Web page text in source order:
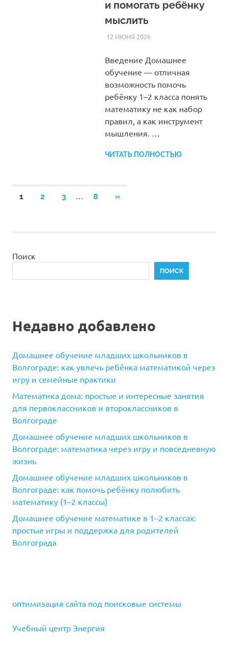
и помогать ребёнку
мыслить
12 ИЮНЯ 2026HOMELESSONS
СТАТЬИ
Введение Домашнее
обучение — отличная
возможность помочь
ребёнку 1–2 класса понять
математику не как набор
правил, а как инструмент
мышления. …
ЧИТАТЬ ПОЛНОСТЬЮ
Пагинация
1 2 3 8
СЛЕДУЮЩИЕ
»
Поиск
ПОИСК
Недавно добавлено
Домашнее обучение младших школьников в
Волгограде: как увлечь ребёнка математикой через
игру и семейные практики
Математика дома: простые и интересные занятия
для первоклассников и второклассников в
Волгограде
Домашнее обучение младших школьников в
Волгограде: математика через игру и повседневную
жизнь
Домашнее обучение младших школьников в
Волгограде: как помочь ребёнку полюбить
математику (1–2 классы)
Домашнее обучение математике в 1–2 классах:
простые игры и поддержка для родителей
Волгограда
оптимизация сайта под поисковые системы
Учебный центр Энергия